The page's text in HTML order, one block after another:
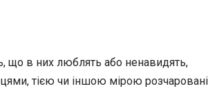
що в них люблять або ненавидять,
тією чи іншою мірою розчаровані